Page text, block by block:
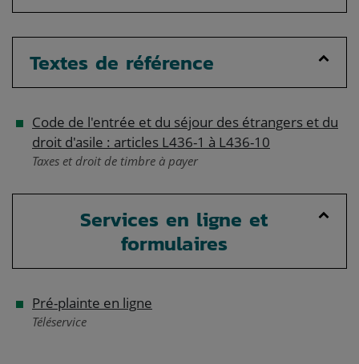
Textes de référence
Code de l'entrée et du séjour des étrangers et du
droit d'asile : articles L436-1 à L436-10
Taxes et droit de timbre à payer
Services en ligne et
formulaires
Pré-plainte en ligne
Téléservice